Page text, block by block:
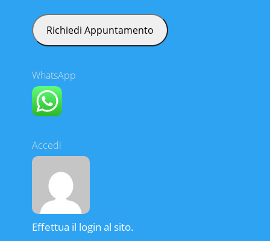
WhatsApp
Accedi
Effettua il login al sito.